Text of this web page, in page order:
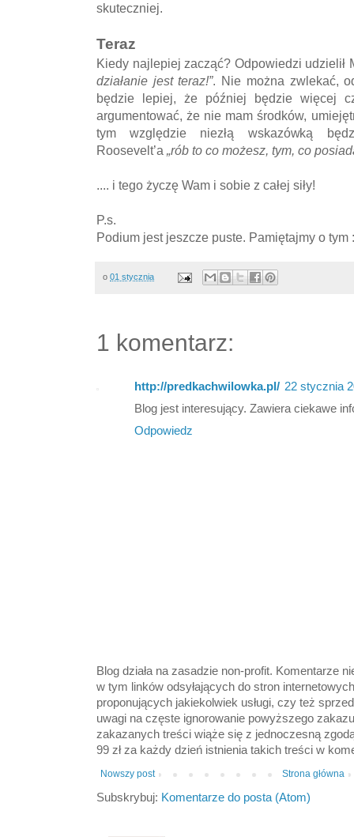
skuteczniej.
Teraz
Kiedy najlepiej zacząć? Odpowiedzi udzielił
działanie jest teraz!”. Nie można zwlekać,
będzie lepiej, że później będzie więcej
argumentować, że nie mam środków,
tym względzie niezłą wskazówką
Roosevelt’a „rób to co możesz, tym, co
.... i tego życzę Wam i sobie z całej siły!
P.s.
Podium jest jeszcze puste. Pamiętajmy o tym
o 01 stycznia
1 komentarz:
http://predkachwilowka.pl/ 22 stycznia
Blog jest interesujący. Zawiera ciekawe
Odpowiedz
Blog działa na zasadzie non-profit. Komentarze
w tym linków odsyłających do stron
proponujących jakiekolwiek usługi, czy też
uwagi na częste ignorowanie powyższego
zakazanych treści wiąże się z jednoczesną
99 zł za każdy dzień istnienia takich treści w
Nowszy post Strona główna
Subskrybuj: Komentarze do posta (Atom)